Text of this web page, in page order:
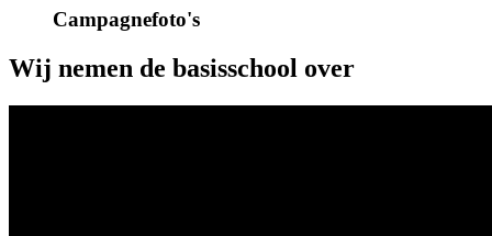
Campagnefoto's
Wij nemen de basisschool over